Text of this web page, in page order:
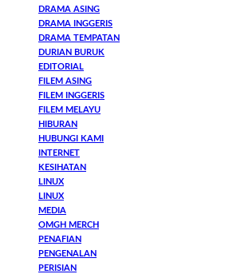
DRAMA ASING
DRAMA INGGERIS
DRAMA TEMPATAN
DURIAN BURUK
EDITORIAL
FILEM ASING
FILEM INGGERIS
FILEM MELAYU
HIBURAN
HUBUNGI KAMI
INTERNET
KESIHATAN
LINUX
LINUX
MEDIA
OMGH MERCH
PENAFIAN
PENGENALAN
PERISIAN